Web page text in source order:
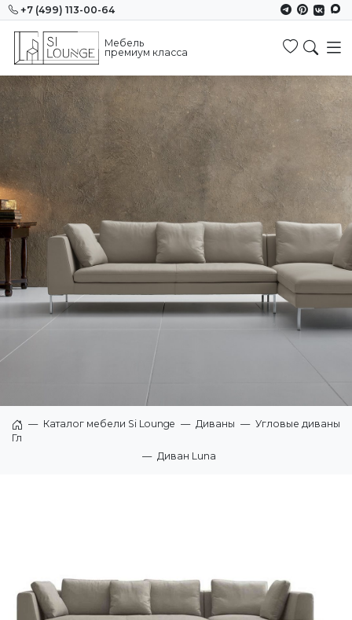
+7 (499) 113-00-64
Мебель
премиум класса
Главная
— Каталог мебели Si Lounge — Диваны — Угловые диваны
— Диван Luna